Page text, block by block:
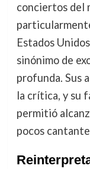
conciertos del
Estados
sinónimo de
profunda. Sus
la crítica, y su
permitió
pocos